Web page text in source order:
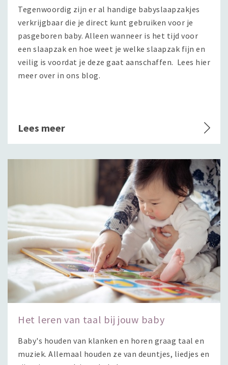
Tegenwoordig zijn er al handige babyslaapzakjes
verkrijgbaar die je direct kunt gebruiken voor je
pasgeboren baby. Alleen wanneer is het tijd voor
een slaapzak en hoe weet je welke slaapzak fijn en
veilig is voordat je deze gaat aanschaffen. Lees hier
meer over in ons blog.
Lees meer
Het leren van taal bij jouw baby
Baby's houden van klanken en horen graag taal en
muziek. Allemaal houden ze van deuntjes, liedjes en